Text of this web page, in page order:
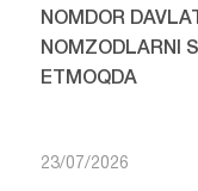
NOMDOR
NOMZODLARNI
ETMOQDA
23/07/2026